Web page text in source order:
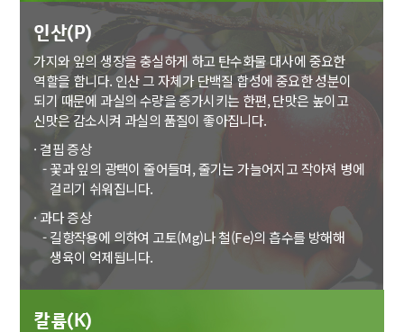
인산(P)
가지와 잎의 생장을 충실하게 하고 탄수화물 대사에 중요한
역할을 합니다. 인산 그 자체가 단백질 합성에 중요한 성분이
되기 때문에 과실의 수량을 증가시키는 한편,단맛은 높이고
신맛은 감소시켜 과실의 품질이 좋아집니다.
· 결핍 증상
- 꽃과 잎의 광택이 줄어들며, 줄기는 가늘어지고 작아져 병에
걸리기 쉬워집니다.
· 과다 증상
- 길항작용에 의하여 고토(Mg)나 철(Fe)의 흡수를 방해해
생육이 억제됩니다.
칼륨(K)